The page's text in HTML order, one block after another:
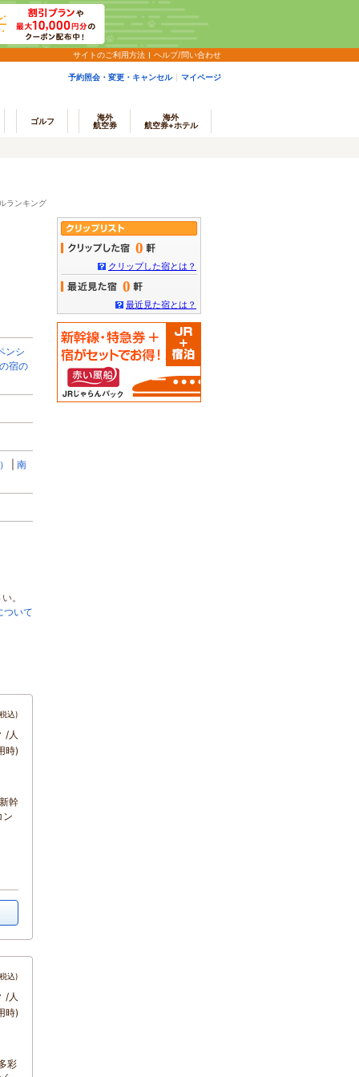
サイトのご利用方法 ヘルプ/問い合わせ
予約照会・変更・キャンセル マイページ
ゴルフ
海外
航空券
海外
航空券+ホテル
ランキング
ンシ
宿の
南
。
ついて
込)
/人
時)
幹
ン
込)
/人
時)
彩
0
クリップした宿とは？
0
最近見た宿とは？